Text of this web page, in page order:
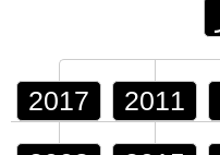
2017 2011